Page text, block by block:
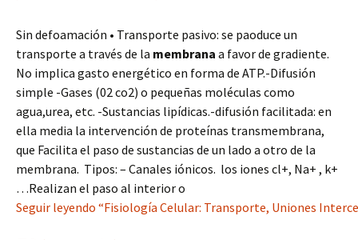
Sin defoamación • Transporte pasivo: se paoduce un
transporte a través de la membrana a favor de gradiente.
No implica gasto energético en forma de ATP.-Difusión
simple -Gases (02 co2) o pequeñas moléculas como
agua,urea, etc. -Sustancias lipídicas.-difusión facilitada: en
ella media la intervención de proteínas transmembrana,
que Facilita el paso de sustancias de un lado a otro de la
membrana. Tipos: – Canales iónicos. los iones cl+, Na+ , k+
…Realizan el paso al interior o
Seguir leyendo “Fisiología Celular: Transporte, Uniones